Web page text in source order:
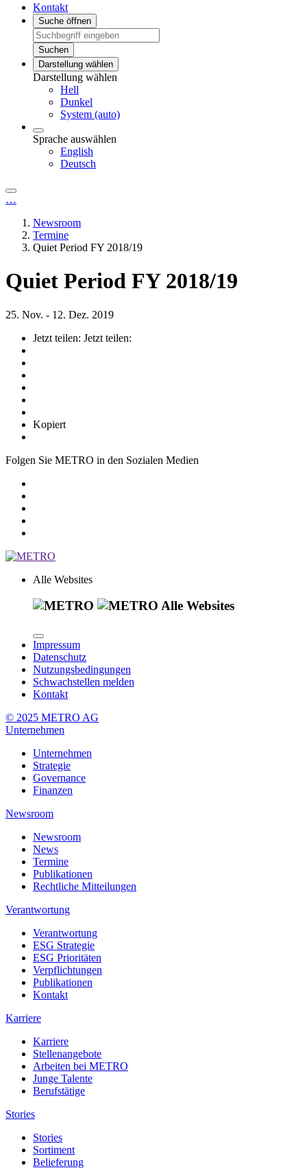
Kontakt
Suche öffnen
Suchen
Darstellung wählen
Darstellung wählen
Hell
Dunkel
System (auto)
Sprache auswählen
English
Deutsch
…
Newsroom
Termine
Quiet Period FY 2018/19
Quiet Period FY 2018/19
25. Nov. - 12. Dez. 2019
Jetzt teilen: Jetzt teilen:
Kopiert
Folgen Sie METRO in den Sozialen Medien
Alle Websites
Alle Websites
Impressum
Datenschutz
Nutzungsbedingungen
Schwachstellen melden
Kontakt
© 2025 METRO AG
Unternehmen
Unternehmen
Strategie
Governance
Finanzen
Newsroom
Newsroom
News
Termine
Publikationen
Rechtliche Mitteilungen
Verantwortung
Verantwortung
ESG Strategie
ESG Prioritäten
Verpflichtungen
Publikationen
Kontakt
Karriere
Karriere
Stellenangebote
Arbeiten bei METRO
Junge Talente
Berufstätige
Stories
Stories
Sortiment
Belieferung